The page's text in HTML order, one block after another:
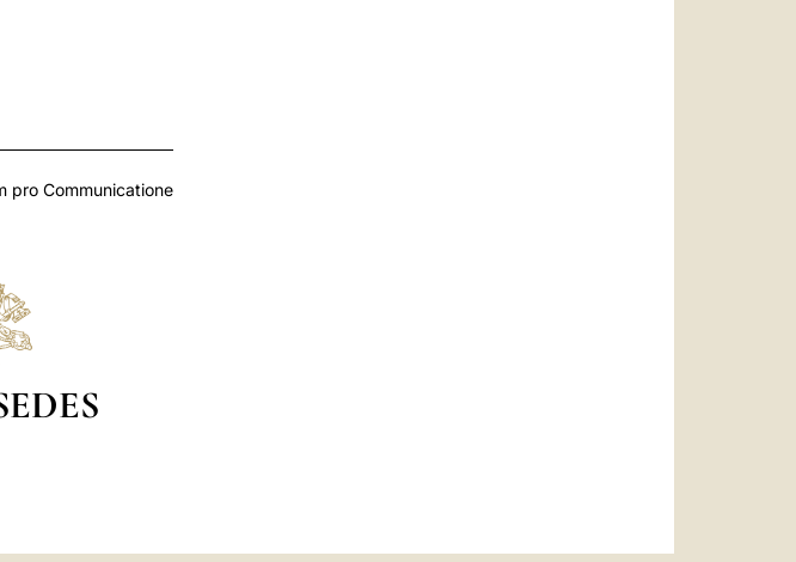
pro Communicatione